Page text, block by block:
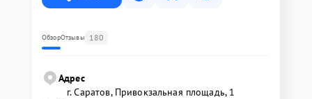
ОбзорОтзывы 180
Адрес
г. Саратов, Привокзальная площадь, 1